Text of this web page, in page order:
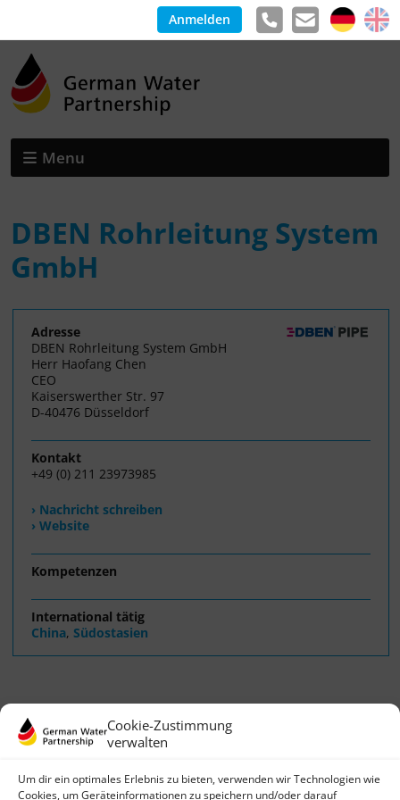
Cookie-Zustimmung
verwalten
Um dir ein optimales Erlebnis zu bieten, verwenden wir Technologien wie
Cookies, um Geräteinformationen zu speichern und/oder darauf
Anmelden
Menu
DBEN Rohrleitung System
GmbH
Adresse
DBEN Rohrleitung System GmbH
Herr Haofang Chen
CEO
Kaiserswerther Str. 97
D-40476 Düsseldorf
Kontakt
+49 (0) 211 23973985
› Nachricht schreiben
› Website
Kompetenzen
International tätig
China, Südostasien